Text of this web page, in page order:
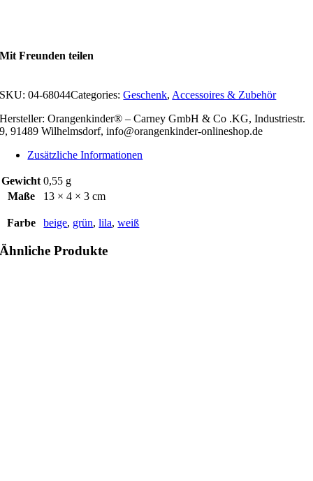
Mit Freunden teilen
SKU:04-68044Categories:Geschenk, Accessoires & Zubehör
Hersteller: Orangenkinder® – Carney GmbH & Co .KG, Industriestr.
9, 91489 Wilhelmsdorf, info@orangenkinder-onlineshop.de
Zusätzliche Informationen
Gewicht 0,55 g
Maße
13 × 4 × 3 cm
Farbe beige, grün,lila,weiß
Ähnliche Produkte